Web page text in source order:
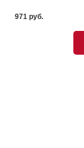
971 pуб.